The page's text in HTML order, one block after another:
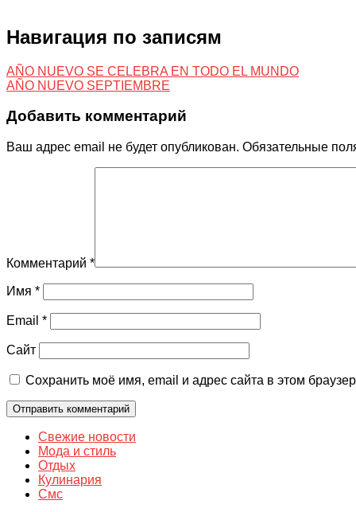
Навигация по записям
AÑO NUEVO SE CELEBRA EN TODO EL MUNDO
AÑO NUEVO SEPTIEMBRE
Добавить комментарий
Ваш адрес email не будет опубликован. Обязательные
Комментарий *
Имя *
Email *
Сайт
Сохранить моё имя, email и адрес сайта в этом
Свежие новости
Мода и стиль
Отдых
Кулинария
Смс